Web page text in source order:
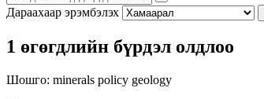
Дараахаар эрэмбэлэх
1 өгөгдлийн бүрдэл олдлоо
Шошго: minerals policy geology